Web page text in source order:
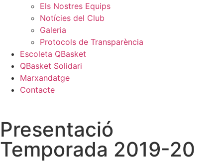
Els Nostres Equips
Notícies del Club
Galeria
Protocols de Transparència
Escoleta QBasket
QBasket Solidari
Marxandatge
Contacte
Presentació
Temporada 2019-20